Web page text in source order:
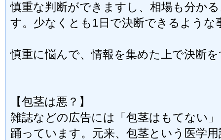
慎重な判断ができますし、相場も分か
す。少なくとも1日で決断できるよう
慎重に悩んで、情報を集めた上で決断
【包茎は悪？】
雑誌などの広告には「包茎はもてない
踊っています。元来、包茎という医学